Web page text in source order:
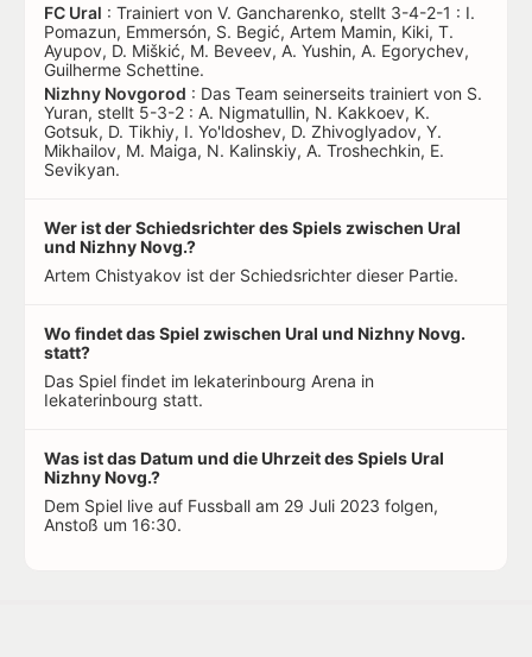
FC Ural : Trainiert von V. Gancharenko, stellt 3-4-2-1 : I.
Pomazun, Emmersón, S. Begić, Artem Mamin, Kiki, T.
Ayupov, D. Miškić, M. Beveev, A. Yushin, A. Egorychev,
Guilherme Schettine.
Nizhny Novgorod : Das Team seinerseits trainiert von S.
Yuran, stellt 5-3-2 : A. Nigmatullin, N. Kakkoev, K.
Gotsuk, D. Tikhiy, I. Yo'ldoshev, D. Zhivoglyadov, Y.
Mikhailov, M. Maiga, N. Kalinskiy, A. Troshechkin, E.
Sevikyan.
Wer ist der Schiedsrichter des Spiels zwischen Ural
und Nizhny Novg.?
Artem Chistyakov ist der Schiedsrichter dieser Partie.
Wo findet das Spiel zwischen Ural und Nizhny Novg.
statt?
Das Spiel findet im lekaterinbourg Arena in
Iekaterinbourg statt.
Was ist das Datum und die Uhrzeit des Spiels Ural
Nizhny Novg.?
Dem Spiel live auf Fussball am 29 Juli 2023 folgen,
Anstoß um 16:30.